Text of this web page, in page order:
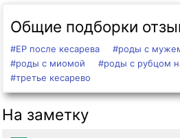
Общие подборки
#ЕР после кесарева #роды с
#роды с миомой
#роды с рубцом
#третье кесарево
На заметку